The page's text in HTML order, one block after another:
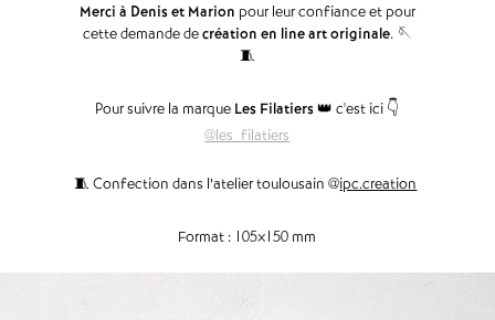
Merci à Denis et Marion pour leur confiance et pour
cette demande decréation en line art originale. 🪡
🧵
Pour suivre la marque Les Filatiers👑 c'est ici 👇
@les_filatiers
🧵 Confection dans l’atelier toulousain @ipc.creation
Format : 105x150 mm